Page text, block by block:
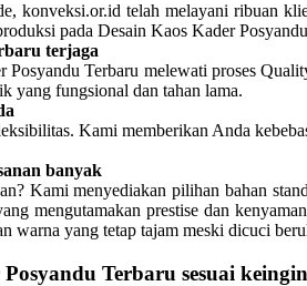
konveksi.or.id telah melayani ribuan
pada Desain Kaos Kader
terjaga
Terbaru melewati proses
yang fungsional dan tahan lama.
Kami memberikan Anda
banyak
Kami menyediakan pilihan bahan
mengutamakan prestise dan
warna yang tetap tajam meski dicuci
Terbaru sesuai